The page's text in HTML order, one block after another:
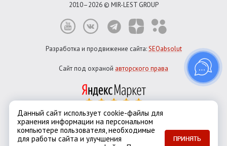
2010–2026 © MIR-LEST GROUP
Разработка и продвижение сайта:SEOabsolut
Сайт под охраной авторского права
Город:Москва
ЕкатеринбургКазаньНовосибирскСанкт-Петербург
Данный сайт использует cookie-файлы для
хранения информации на персональном
компьютере пользователя, необходимые
для работы сайта и улучшения
ПРИНЯТЬ